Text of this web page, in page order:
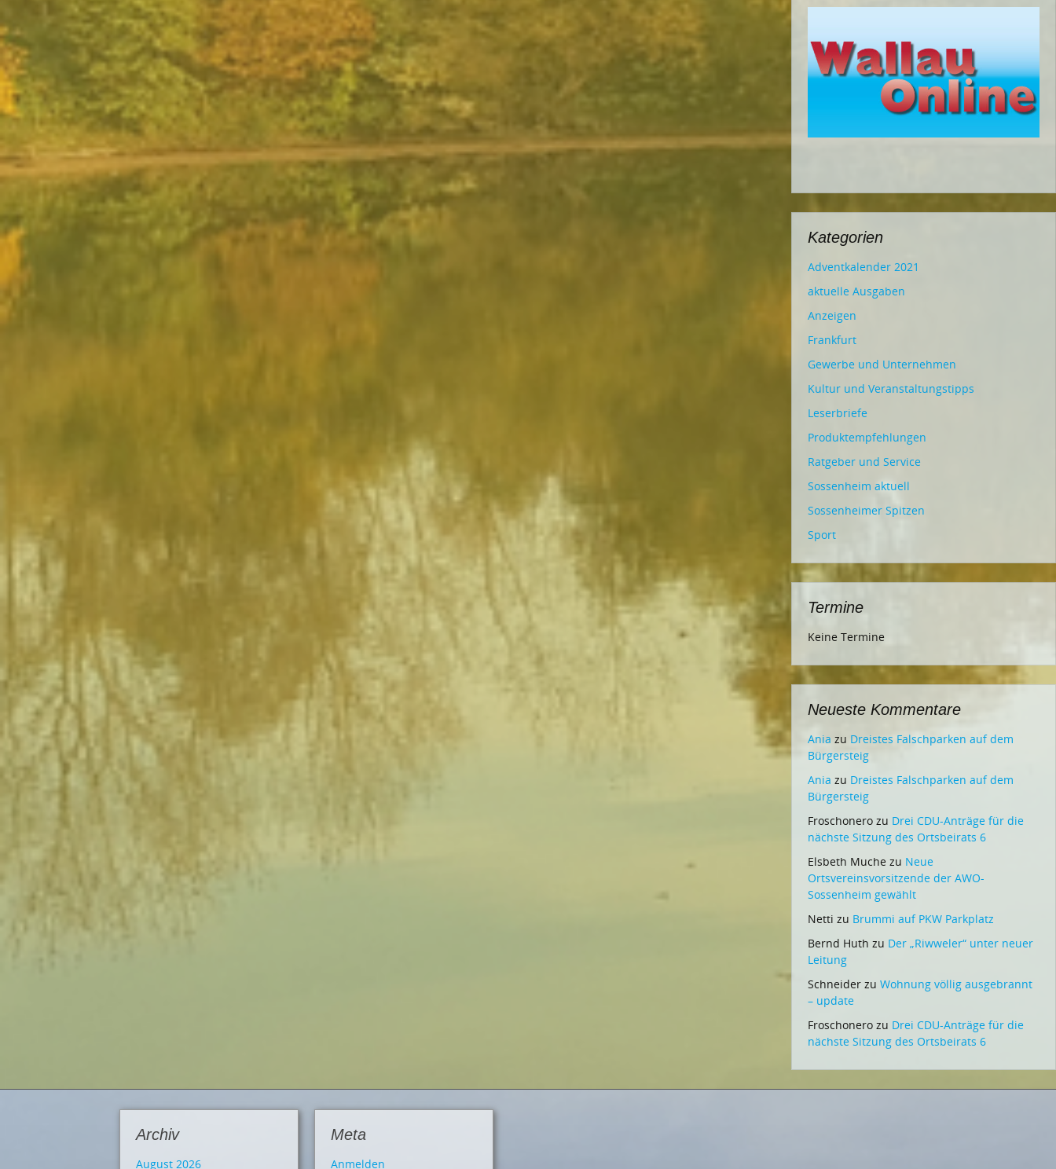
Kategorien
Adventkalender 2021
aktuelle Ausgaben
Anzeigen
Frankfurt
Gewerbe und Unternehmen
Kultur und Veranstaltungstipps
Leserbriefe
Produktempfehlungen
Ratgeber und Service
Sossenheim aktuell
Sossenheimer Spitzen
Sport
Termine
Keine Termine
Neueste Kommentare
Ania zu Dreistes Falschparken auf dem
Bürgersteig
Ania zu Dreistes Falschparken auf dem
Bürgersteig
Froschonero zu Drei CDU-Anträge für die
nächste Sitzung des Ortsbeirats 6
Elsbeth Muche zu Neue
Ortsvereinsvorsitzende der AWO-
Sossenheim gewählt
Netti zu Brummi auf PKW Parkplatz
Bernd Huth zu Der „Riwweler“ unter neuer
Leitung
Schneider zuWohnung völlig ausgebrannt
– update
Froschonero zu Drei CDU-Anträge für die
nächste Sitzung des Ortsbeirats 6
Archiv
August 2026
Meta
Anmelden